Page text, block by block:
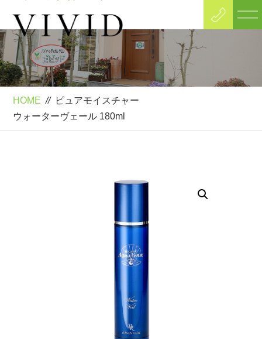
Product
ピュアモイスチャー
ウォーターヴェール 180ml
HOME //
ピュアモイスチャー
ウォーターヴェール 180ml